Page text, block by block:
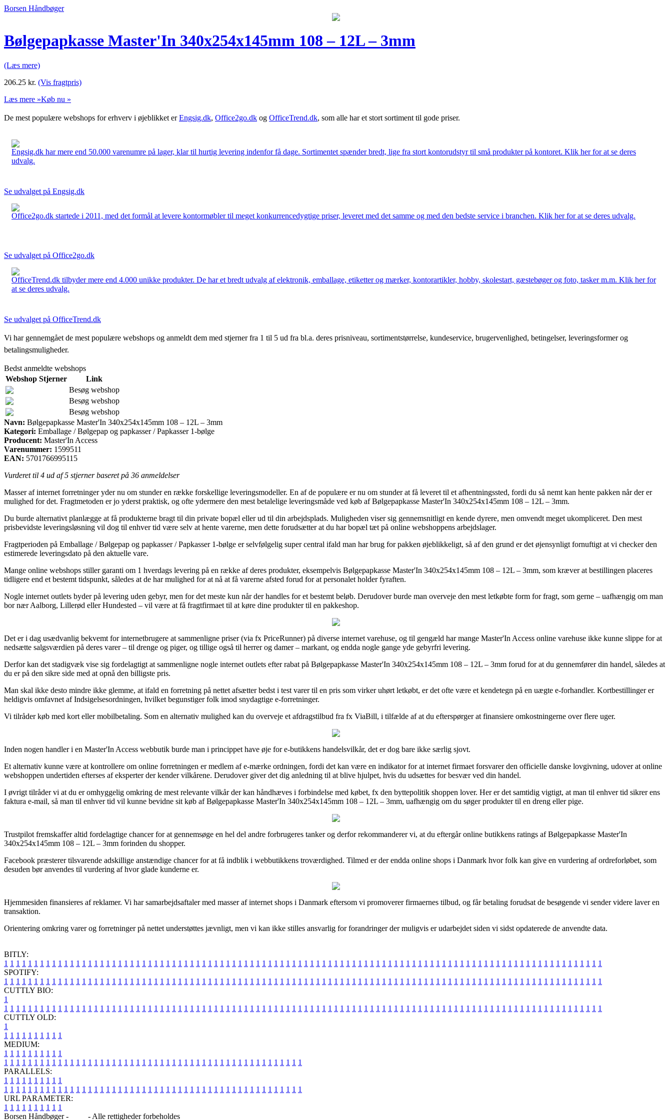
Borsen Håndbøger
Bølgepapkasse Master'In 340x254x145mm 108 – 12L – 3mm
(Læs mere)
206.25 kr. (Vis fragtpris)
Læs mere »Køb nu »
De mest populære webshops for erhverv i øjeblikket erEngsig.dk, Office2go.dk og OfficeTrend.dk, som alle har et stort sortiment til gode priser.
Engsig.dk har mere end 50.000 varenumre på lager, klar til hurtig levering indenfor få dage. Sortimentet spænder bredt, lige fra stort kontorudstyr til små produkter på kontoret. Klik her for at se deres
udvalg.
Se udvalget på Engsig.dk
Office2go.dk startede i 2011, med det formål at levere kontormøbler til meget konkurrencedygtige priser, leveret med det samme og med den bedste service i branchen. Klik her for at se deres udvalg.
Se udvalget på Office2go.dk
OfficeTrend.dk tilbyder mere end 4.000 unikke produkter. De har et bredt udvalg af elektronik, emballage, etiketter og mærker, kontorartikler, hobby, skolestart, gæstebøger og foto, tasker m.m. Klik her for
at se deres udvalg.
Se udvalget på OfficeTrend.dk
Vi har gennemgået de mest populære webshops og anmeldt dem med stjerner fra 1 til 5 ud fra bl.a. deres prisniveau, sortimentstørrelse, kundeservice, brugervenlighed, betingelser, leveringsformer og
betalingsmuligheder.
Bedst anmeldte webshops
Webshop Stjerner
Link
Besøg webshop
Besøg webshop
Besøg webshop
Navn: Bølgepapkasse Master'In 340x254x145mm 108 – 12L – 3mm
Kategori: Emballage / Bølgepap og papkasser / Papkasser 1-bølge
Producent: Master'In Access
Varenummer: 1599511
EAN: 5701766995115
Vurderet til 4 ud af 5 stjerner baseret på 36 anmeldelser
Masser af internet forretninger yder nu om stunder en række forskellige leveringsmodeller. En af de populære er nu om stunder at få leveret til et afhentningssted, fordi du så nemt kan hente pakken når der er
mulighed for det. Fragtmetoden er jo yderst praktisk, og ofte ydermere den mest betalelige leveringsmåde ved køb af Bølgepapkasse Master'In 340x254x145mm 108 – 12L – 3mm.
Du burde alternativt planlægge at få produkterne bragt til din private bopæl eller ud til din arbejdsplads. Muligheden viser sig gennemsnitligt en kende dyrere, men omvendt meget ukompliceret. Den mest
prisbevidste leveringsløsning vil dog til enhver tid være selv at hente varerne, men dette forudsætter at du har bopæl tæt på online webshoppens arbejdslager.
Fragtperioden på Emballage / Bølgepap og papkasser / Papkasser 1-bølge er selvfølgelig super central ifald man har brug for pakken øjeblikkeligt, så af den grund er det øjensynligt fornuftigt at vi checker den
estimerede leveringsdato på den aktuelle vare.
Mange online webshops stiller garanti om 1 hverdags levering på en række af deres produkter, eksempelvis Bølgepapkasse Master'In 340x254x145mm 108 – 12L – 3mm, som kræver at bestillingen placeres
tidligere end et bestemt tidspunkt, således at de har mulighed for at nå at få varerne afsted forud for at personalet holder fyraften.
Nogle internet outlets byder på levering uden gebyr, men for det meste kun når der handles for et bestemt beløb. Derudover burde man overveje den mest letkøbte form for fragt, som gerne – uafhængig om man
bor nær Aalborg, Lillerød eller Hundested – vil være at få fragtfirmaet til at køre dine produkter til en pakkeshop.
Det er i dag usædvanlig bekvemt for internetbrugere at sammenligne priser (via fx PriceRunner) på diverse internet varehuse, og til gengæld har mange Master'In Access online varehuse ikke kunne slippe for at
nedsætte salgsværdien på deres varer – til drenge og piger, og tillige også til herrer og damer – markant, og endda nogle gange yde gebyrfri levering.
Derfor kan det stadigvæk vise sig fordelagtigt at sammenligne nogle internet outlets efter rabat på Bølgepapkasse Master'In 340x254x145mm 108 – 12L – 3mm forud for at du gennemfører din handel, således at
du er på den sikre side med at opnå den billigste pris.
Man skal ikke desto mindre ikke glemme, at ifald en forretning på nettet afsætter bedst i test varer til en pris som virker uhørt letkøbt, er det ofte være et kendetegn på en uægte e-forhandler. Kortbestillinger er
heldigvis omfavnet af Indsigelsesordningen, hvilket begunstiger folk imod snydagtige e-forretninger.
Vi tilråder køb med kort eller mobilbetaling. Som en alternativ mulighed kan du overveje et afdragstilbud fra fx ViaBill, i tilfælde af at du efterspørger at finansiere omkostningerne over flere uger.
Inden nogen handler i en Master'In Access webbutik burde man i princippet have øje for e-butikkens handelsvilkår, det er dog bare ikke særlig sjovt.
Et alternativ kunne være at kontrollere om online forretningen er medlem af e-mærke ordningen, fordi det kan være en indikator for at internet firmaet forsvarer den officielle danske lovgivning, udover at online
webshoppen undertiden efterses af eksperter der kender vilkårene. Derudover giver det dig anledning til at blive hjulpet, hvis du udsættes for besvær ved din handel.
I øvrigt tilråder vi at du er omhyggelig omkring de mest relevante vilkår der kan håndhæves i forbindelse med købet, fx den byttepolitik shoppen lover. Her er det samtidig vigtigt, at man til enhver tid sikrer ens
faktura e-mail, så man til enhver tid vil kunne bevidne sit køb af Bølgepapkasse Master'In 340x254x145mm 108 – 12L – 3mm, uafhængig om du søger produkter til en dreng eller pige.
Trustpilot fremskaffer altid fordelagtige chancer for at gennemsøge en hel del andre forbrugeres tanker og derfor rekommanderer vi, at du eftergår online butikkens ratings af Bølgepapkasse Master'In
340x254x145mm 108 – 12L – 3mm forinden du shopper.
Facebook præsterer tilsvarende adskillige anstændige chancer for at få indblik i webbutikkens troværdighed. Tilmed er der endda online shops i Danmark hvor folk kan give en vurdering af ordreforløbet, som
desuden bør anvendes til vurdering af hvor glade kunderne er.
Hjemmesiden finansieres af reklamer. Vi har samarbejdsaftaler med masser af internet shops i Danmark eftersom vi promoverer firmaernes tilbud, og får betaling forudsat de besøgende vi sender videre laver en
transaktion.
Orientering omkring varer og forretninger på nettet understøttes jævnligt, men vi kan ikke stilles ansvarlig for forandringer der muligvis er udarbejdet siden vi sidst opdaterede de anvendte data.
BITLY:
1 1 1 1 1 1 1 1 1 1 1 1 1 1 1 1 1 1 1 1 1 1 1 1 1 1 1 1 1 1 1 1 1 1 1 1 1 1 1 1 1 1 1 1 1 1 1 1 1 1 1 1 1 1 1 1 1 1 1 1 1 1 1 1 1 1 1 1 1 1 1 1 1 1 1 1 1 1 1 1 1 1 1 1 1 1 1 1 1 1 1 1 1 1 1 1 1 1 1 1
SPOTIFY:
1 1 1 1 1 1 1 1 1 1 1 1 1 1 1 1 1 1 1 1 1 1 1 1 1 1 1 1 1 1 1 1 1 1 1 1 1 1 1 1 1 1 1 1 1 1 1 1 1 1 1 1 1 1 1 1 1 1 1 1 1 1 1 1 1 1 1 1 1 1 1 1 1 1 1 1 1 1 1 1 1 1 1 1 1 1 1 1 1 1 1 1 1 1 1 1 1 1 1 1
CUTTLY BIO:
1
1 1 1 1 1 1 1 1 1 1 1 1 1 1 1 1 1 1 1 1 1 1 1 1 1 1 1 1 1 1 1 1 1 1 1 1 1 1 1 1 1 1 1 1 1 1 1 1 1 1 1 1 1 1 1 1 1 1 1 1 1 1 1 1 1 1 1 1 1 1 1 1 1 1 1 1 1 1 1 1 1 1 1 1 1 1 1 1 1 1 1 1 1 1 1 1 1 1 1 1
CUTTLY OLD:
1
1 1 1 1 1 1 1 1 1 1
MEDIUM:
1 1 1 1 1 1 1 1 1 1
1 1 1 1 1 1 1 1 1 1 1 1 1 1 1 1 1 1 1 1 1 1 1 1 1 1 1 1 1 1 1 1 1 1 1 1 1 1 1 1 1 1 1 1 1 1 1 1 1 1
PARALLELS:
1 1 1 1 1 1 1 1 1 1
1 1 1 1 1 1 1 1 1 1 1 1 1 1 1 1 1 1 1 1 1 1 1 1 1 1 1 1 1 1 1 1 1 1 1 1 1 1 1 1 1 1 1 1 1 1 1 1 1 1
URL PARAMETER:
1 1 1 1 1 1 1 1 1 1
Borsen Håndbøger -
- Alle rettigheder forbeholdes